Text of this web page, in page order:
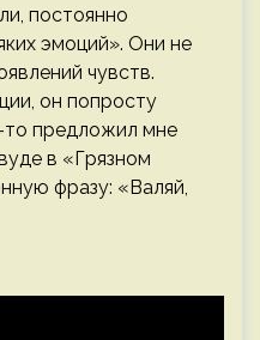
постоянно
эмоций». Они не
чувств.
он попросту
предложил мне
в «Грязном
фразу: «Валяй,